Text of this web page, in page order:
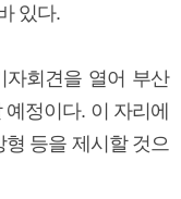
있다.
회견을 열어 부산
정이다. 이 자리에
등을 제시할 것으